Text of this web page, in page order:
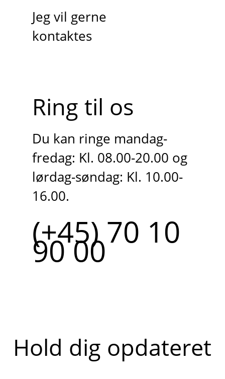
Jeg vil gerne
kontaktes
Ring til os
Du kan ringe mandag-
fredag: Kl. 08.00-20.00 og
lørdag-søndag: Kl. 10.00-
16.00.
(+45) 70 10
90 00
Hold dig opdateret